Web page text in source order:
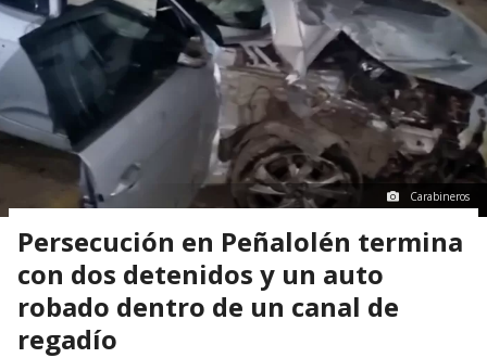
Carabineros
Persecución en Peñalolén termina
con dos detenidos y un auto
robado dentro de un canal de
regadío